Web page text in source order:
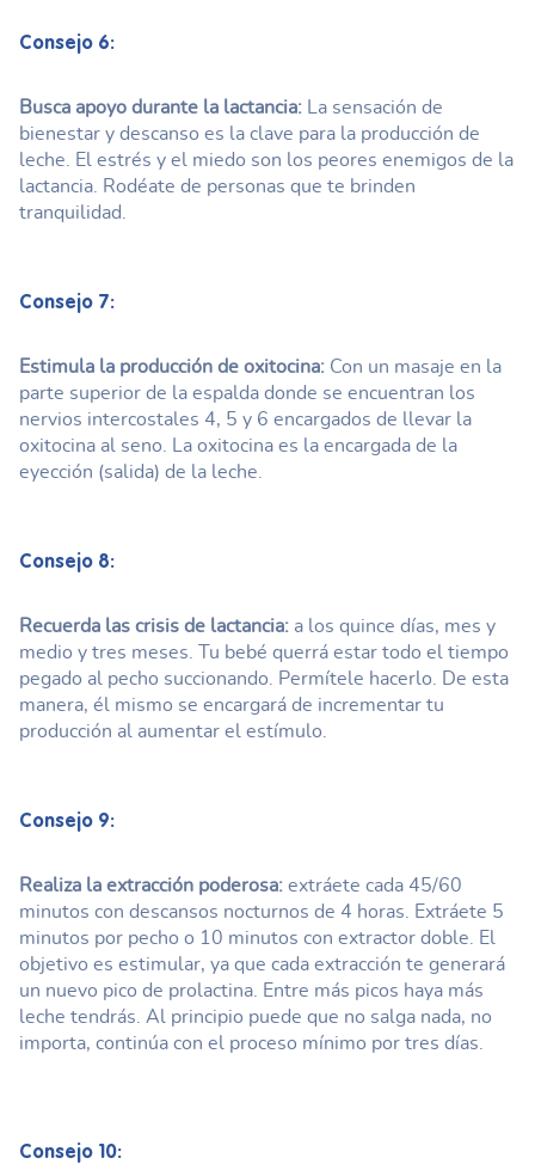
Consejo 6:
Busca apoyo durante la lactancia: La sensación de
bienestar y descanso es la clave para la producción de
leche. El estrés y el miedo son los peores enemigos de la
lactancia. Rodéate de personas que te brinden
tranquilidad.
Consejo 7:
Estimula la producción de oxitocina: Con un masaje en la
parte superior de la espalda donde se encuentran los
nervios intercostales 4, 5 y 6 encargados de llevar la
oxitocina al seno. La oxitocina es la encargada de la
eyección (salida) de la leche.
Consejo 8:
Recuerda las crisis de lactancia: a los quince días, mes y
medio y tres meses. Tu bebé querrá estar todo el tiempo
pegado al pecho succionando. Permítele hacerlo. De esta
manera, él mismo se encargará de incrementar tu
producción al aumentar el estímulo.
Consejo 9:
Realiza la extracción poderosa: extráete cada 45/60
minutos con descansos nocturnos de 4 horas. Extráete 5
minutos por pecho o 10 minutos con extractor doble. El
objetivo es estimular, ya que cada extracción te generará
un nuevo pico de prolactina. Entre más picos haya más
leche tendrás. Al principio puede que no salga nada, no
importa, continúa con el proceso mínimo por tres días.
Consejo 10: